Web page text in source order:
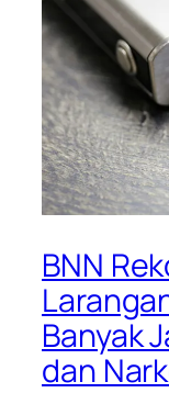
BNN
Banyak
dan